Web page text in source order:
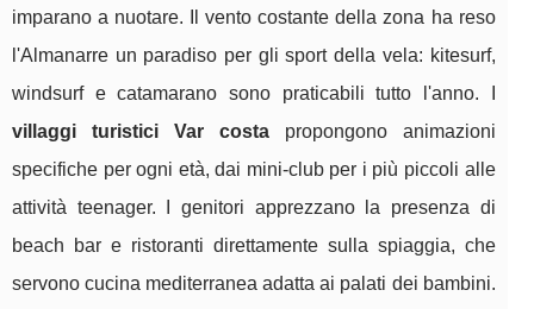
imparano a nuotare. Il vento costante della zona ha reso
l'Almanarre un paradiso per gli sport della vela: kitesurf,
windsurf e catamarano sono praticabili tutto l'anno. I
villaggi turistici Var costapropongono animazioni
specifiche per ogni età, dai mini-club per i più piccoli alle
attività teenager. I genitori apprezzano la presenza di
beach bar e ristoranti direttamente sulla spiaggia, che
servono cucina mediterranea adatta ai palati dei bambini.